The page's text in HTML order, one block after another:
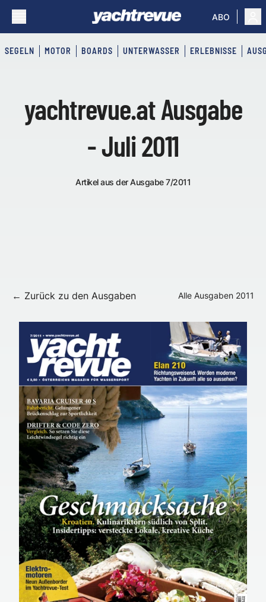
ABO
SEGELN MOTOR BOARDS UNTERWASSER ERLEBNISSE
yachtrevue.at Ausgabe
- Juli 2011
Artikel aus der Ausgabe 7/2011
← Zurück zu den Ausgaben Alle Ausgaben 2011